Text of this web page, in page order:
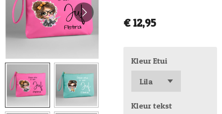
€ 12,95
Kleur Etui
Kleur tekst